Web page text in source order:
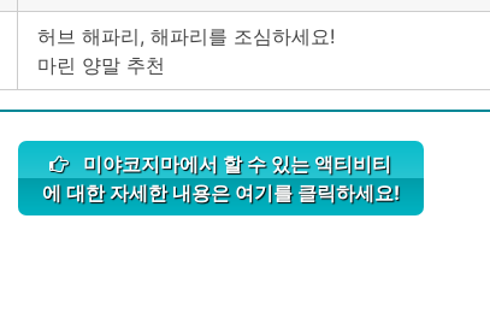
허브 해파리, 해파리를 조심하세요!
마린 양말 추천
미야코지마에서 할 수 있는 액티비티
에 대한 자세한 내용은 여기를 클릭하세요!